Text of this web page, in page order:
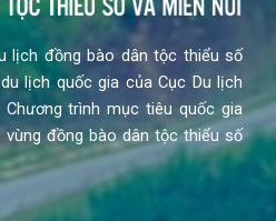
lịch đồng bào dân tộc thiểu số
lịch quốc gia của Cục Du lịch
trình mục tiêu quốc gia
đồng bào dân tộc thiểu số